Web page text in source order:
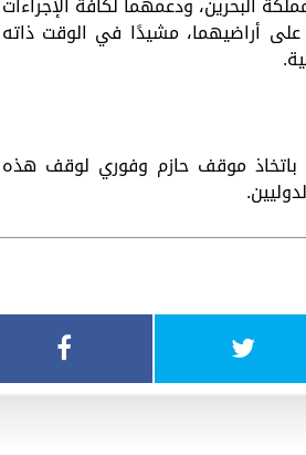
على أراضيهما، مشيدًا في الوقت ذاته
باتخاذ موقف حازم وفوري لوقف هذه